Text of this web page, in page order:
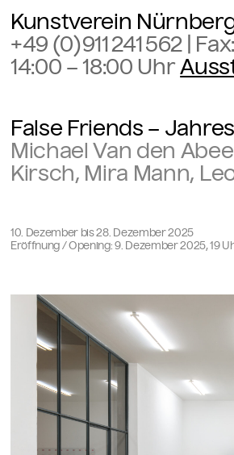
Kunstverein
+49 (0)911 241 562 | Fax:
14:00 – 18:00 Uhr
False Friends –
Michael Van den
Kirsch, Mira Mann,
10. Dezember bis 28. Dezember 2025
Eröffnung / Opening: 9. Dezember 2025, 19